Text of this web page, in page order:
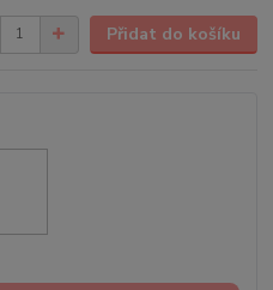
Přidat do košíku